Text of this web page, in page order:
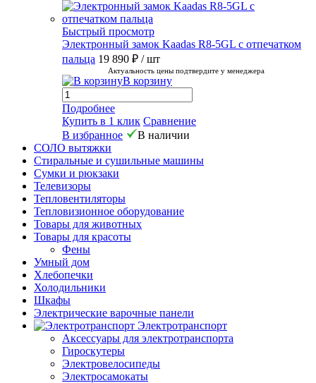
Быстрый просмотр
Электронный замок Kaadas R8-5GL с отпечатком
пальца 19 890 ₽ / шт
Актуальность цены подтвердите у менеджера
В корзину
Подробнее
Купить в 1 клик Сравнение
В избранное
В наличии
СОЛО вытяжки
Стиральные и сушильные машины
Сумки и рюкзаки
Телевизоры
Тепловентиляторы
Тепловизионное оборудование
Товары для животных
Товары для красоты
Фены
Умный дом
Хлебопечки
Холодильники
Шкафы
Электрические варочные панели
Электротранспорт
Аксессуары для электротранспорта
Гироскутеры
Электровелосипеды
Электросамокаты